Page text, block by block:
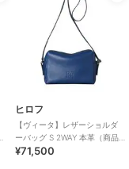
ヒロフ
【ヴィータ】レザーショルダ
ーバッグ S 2WAY 本革（商品
番号：P25-20020）
¥71,500